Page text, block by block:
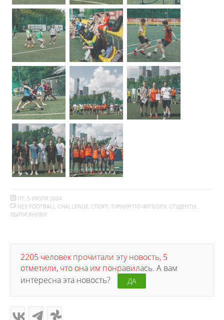
ПТ, 5 ИЮЛЯ 2024
NES FOOTBALL CHALLENGE СПОРТ ТУРНИР ПО ФУТБОЛУ СТУДЕНТЫ
ВЫПУСКНИКИ
2205 человек прочитали эту новость, 5
отметили, что она им понравилась. А вам
интересна эта новость?
ДА